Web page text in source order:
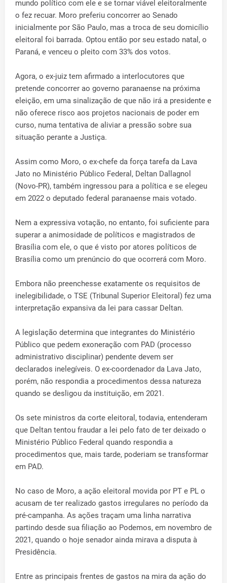
mundo político com ele e se tornar viável eleitoralmente
o fez recuar. Moro preferiu concorrer ao Senado
inicialmente por São Paulo, mas a troca de seu domicílio
eleitoral foi barrada. Optou então por seu estado natal, o
Paraná, e venceu o pleito com 33% dos votos.
Agora, o ex-juiz tem afirmado a interlocutores que
pretende concorrer ao governo paranaense na próxima
eleição, em uma sinalização de que não irá a presidente e
não oferece risco aos projetos nacionais de poder em
curso, numa tentativa de aliviar a pressão sobre sua
situação perante a Justiça.
Assim como Moro, o ex-chefe da força tarefa da Lava
Jato no Ministério Público Federal, Deltan Dallagnol
(Novo-PR), também ingressou para a política e se elegeu
em 2022 o deputado federal paranaense mais votado.
Nem a expressiva votação, no entanto, foi suficiente para
superar a animosidade de políticos e magistrados de
Brasília com ele, o que é visto por atores políticos de
Brasília como um prenúncio do que ocorrerá com Moro.
Embora não preenchesse exatamente os requisitos de
inelegibilidade, o TSE (Tribunal Superior Eleitoral) fez uma
interpretação expansiva da lei para cassar Deltan.
A legislação determina que integrantes do Ministério
Público que pedem exoneração com PAD (processo
administrativo disciplinar) pendente devem ser
declarados inelegíveis. O ex-coordenador da Lava Jato,
porém, não respondia a procedimentos dessa natureza
quando se desligou da instituição, em 2021.
Os sete ministros da corte eleitoral, todavia, entenderam
que Deltan tentou fraudar a lei pelo fato de ter deixado o
Ministério Público Federal quando respondia a
procedimentos que, mais tarde, poderiam se transformar
em PAD.
No caso de Moro, a ação eleitoral movida por PT e PL o
acusam de ter realizado gastos irregulares no período da
pré-campanha. As ações traçam uma linha narrativa
partindo desde sua filiação ao Podemos, em novembro de
2021, quando o hoje senador ainda mirava a disputa à
Presidência.
Entre as principais frentes de gastos na mira da ação do